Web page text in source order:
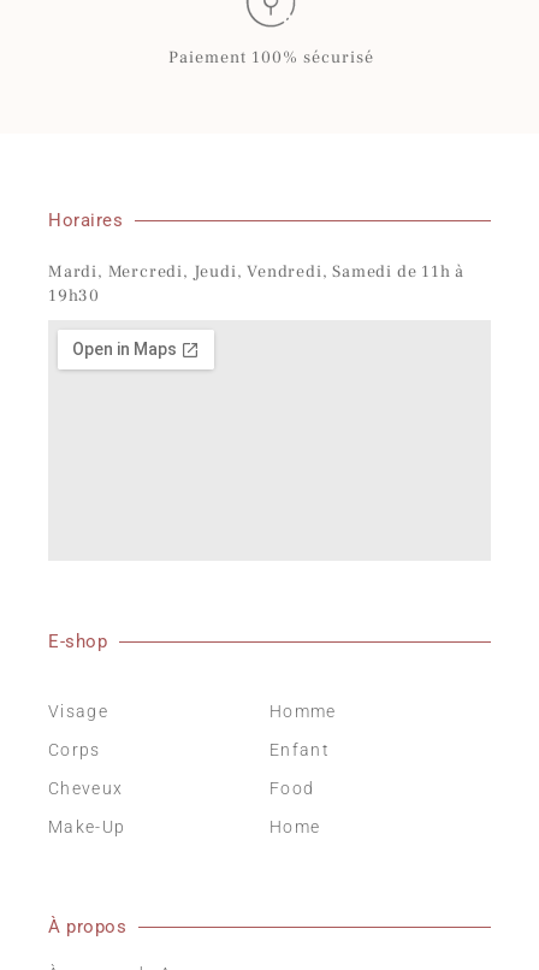
Paiement 100% sécurisé
Horaires
Mardi, Mercredi, Jeudi, Vendredi, Samedi de 11h à
19h30
E-shop
Visage
Corps
Cheveux
Make-Up
Homme
Enfant
Food
Home
À propos